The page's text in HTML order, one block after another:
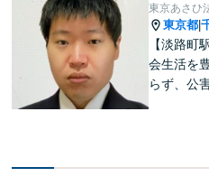
東京あさひ
東京都
【淡路町
会生活を
らず、公